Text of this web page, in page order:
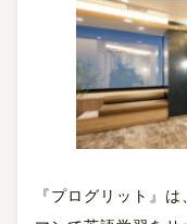
『プログリット』